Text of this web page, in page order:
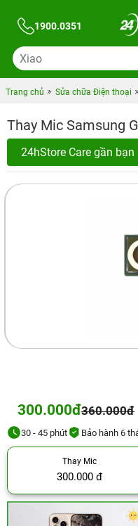
1900.0351
Trang chủ Sửa chữa Điện thoại
Thay Mic Samsung
24hStore Care gần bạn
300.000đ360.000đ
30 - 45 phút Bảo hành 6
Thay Mic
300.000 đ